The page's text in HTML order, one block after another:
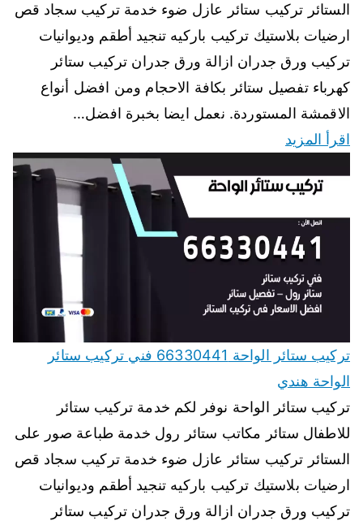
الستائر تركيب ستائر عازل ضوء خدمة تركيب سجاد قص
ارضيات بلاستيك تركيب باركيه تنجيد أطقم وديوانيات
تركيب ورق جدران ازالة ورق جدران تركيب ستائر
كهرباء تفصيل ستائر بكافة الاحجام ومن افضل أنواع
الاقمشة المستوردة. نعمل ايضا بخبرة افضل…
اقرأ المزيد
تركيب ستائر الواحة 66330441 فني تركيب ستائر
الواحة هندي
تركيب ستائر الواحة نوفر لكم خدمة تركيب ستائر
للاطفال ستائر مكاتب ستائر رول خدمة طباعة صور على
الستائر تركيب ستائر عازل ضوء خدمة تركيب سجاد قص
ارضيات بلاستيك تركيب باركيه تنجيد أطقم وديوانيات
تركيب ورق جدران ازالة ورق جدران تركيب ستائر